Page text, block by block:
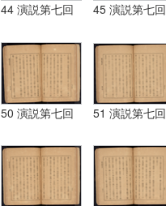
44 演説第七回 45 演説第七回
50 演説第七回 51 演説第七回